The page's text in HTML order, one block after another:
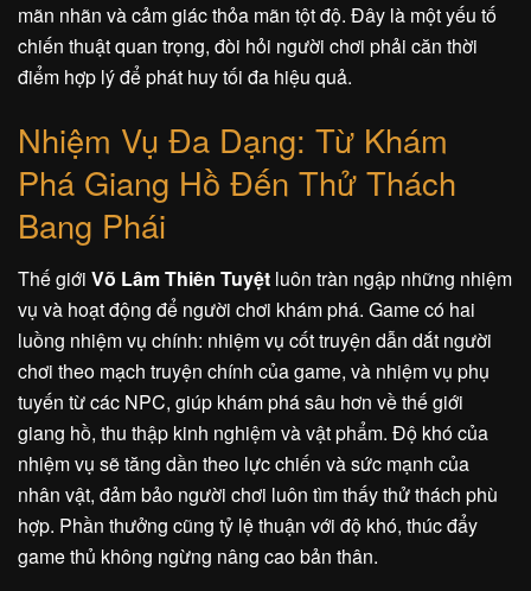
mãn nhãn và cảm giác thỏa mãn tột độ. Đây là một yếu tố
chiến thuật quan trọng, đòi hỏi người chơi phải căn thời
điểm hợp lý để phát huy tối đa hiệu quả.
Nhiệm Vụ Đa Dạng: Từ Khám
Phá Giang Hồ Đến Thử Thách
Bang Phái
Thế giới Võ Lâm Thiên Tuyệt luôn tràn ngập những nhiệm
vụ và hoạt động để người chơi khám phá. Game có hai
luồng nhiệm vụ chính: nhiệm vụ cốt truyện dẫn dắt người
chơi theo mạch truyện chính của game, và nhiệm vụ phụ
tuyến từ các NPC, giúp khám phá sâu hơn về thế giới
giang hồ, thu thập kinh nghiệm và vật phẩm. Độ khó của
nhiệm vụ sẽ tăng dần theo lực chiến và sức mạnh của
nhân vật, đảm bảo người chơi luôn tìm thấy thử thách phù
hợp. Phần thưởng cũng tỷ lệ thuận với độ khó, thúc đẩy
game thủ không ngừng nâng cao bản thân.